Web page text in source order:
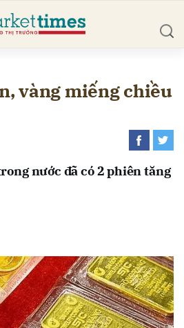
vàng miếng chiều
nước đã có 2 phiên tăng